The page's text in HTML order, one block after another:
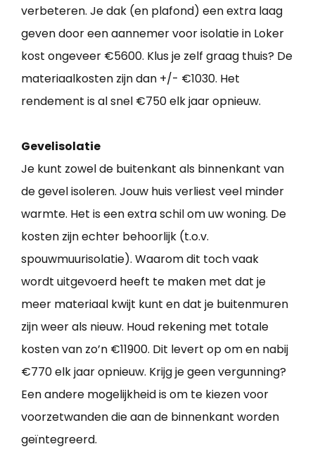
verbeteren. Je dak (en plafond) een extra laag
geven door een aannemer voor isolatie in Loker
kost ongeveer €5600. Klus je zelf graag thuis? De
materiaalkosten zijn dan +/- €1030. Het
rendement is al snel €750 elk jaar opnieuw.
Gevelisolatie
Je kunt zowel de buitenkant als binnenkant van
de gevel isoleren. Jouw huis verliest veel minder
warmte. Het is een extra schil om uw woning. De
kosten zijn echter behoorlijk (t.o.v.
spouwmuurisolatie). Waarom dit toch vaak
wordt uitgevoerd heeft te maken met dat je
meer materiaal kwijt kunt en dat je buitenmuren
zijn weer als nieuw. Houd rekening met totale
kosten van zo’n €11900. Dit levert op om en nabij
€770 elk jaar opnieuw. Krijg je geen vergunning?
Een andere mogelijkheid is om te kiezen voor
voorzetwanden die aan de binnenkant worden
geïntegreerd.